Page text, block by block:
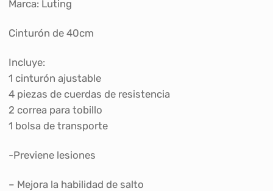
Marca: Luting
Cinturón de 40cm
Incluye:
1 cinturón ajustable
4 piezas de cuerdas de resistencia
2 correa para tobillo
1 bolsa de transporte
-Previene lesiones
– Mejora la habilidad de salto